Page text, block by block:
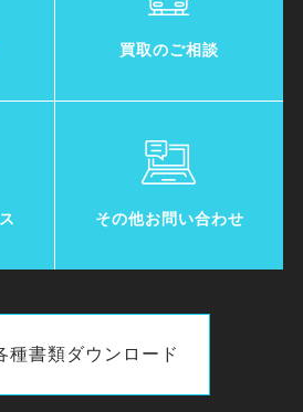
示することが必要である場
策
の正確性及び安全性確保の
ティに万全の対策を講じて
の個人情報の照会・修正・
される場合には、ご本人で
買取のご相談
その他お問い合わせ
種書類ダウンロード